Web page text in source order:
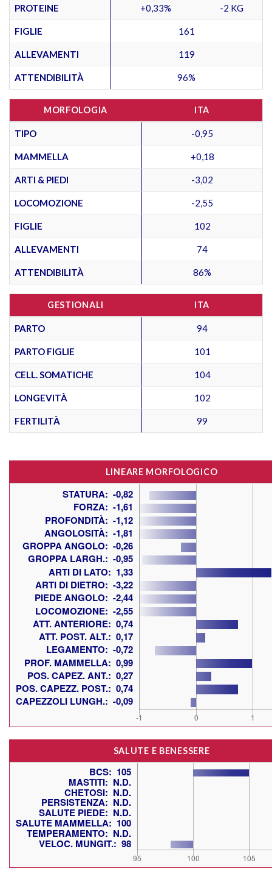
PROTEINE +0,33% -2 KG
FIGLIE 161
ALLEVAMENTI 119
ATTENDIBILITÀ 96%
MORFOLOGIA ITA
TIPO -0,95
MAMMELLA +0,18
ARTI & PIEDI -3,02
LOCOMOZIONE -2,55
FIGLIE 102
ALLEVAMENTI 74
ATTENDIBILITÀ 86%
GESTIONALI ITA
PARTO 94
PARTO FIGLIE 101
CELL. SOMATICHE 104
LONGEVITÀ 102
FERTILITÀ 99
LINEARE MORFOLOGICO
SALUTE E BENESSERE